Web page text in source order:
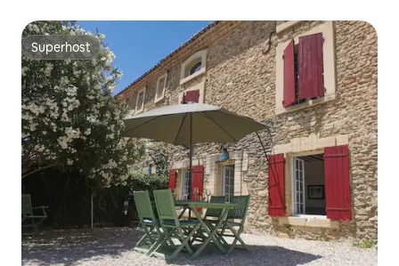
Superhost
Superhost